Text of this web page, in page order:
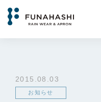
TOP
2015.08.03
お知らせ